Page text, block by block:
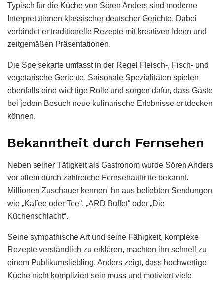
Typisch für die Küche von Sören Anders sind moderne
Interpretationen klassischer deutscher Gerichte. Dabei
verbindet er traditionelle Rezepte mit kreativen Ideen und
zeitgemäßen Präsentationen.
Die Speisekarte umfasst in der Regel Fleisch-, Fisch- und
vegetarische Gerichte. Saisonale Spezialitäten spielen
ebenfalls eine wichtige Rolle und sorgen dafür, dass Gäste
bei jedem Besuch neue kulinarische Erlebnisse entdecken
können.
Bekanntheit durch Fernsehen
Neben seiner Tätigkeit als Gastronom wurde Sören Anders
vor allem durch zahlreiche Fernsehauftritte bekannt.
Millionen Zuschauer kennen ihn aus beliebten Sendungen
wie „Kaffee oder Tee“, „ARD Buffet“ oder „Die
Küchenschlacht“.
Seine sympathische Art und seine Fähigkeit, komplexe
Rezepte verständlich zu erklären, machten ihn schnell zu
einem Publikumsliebling. Anders zeigt, dass hochwertige
Küche nicht kompliziert sein muss und motiviert viele